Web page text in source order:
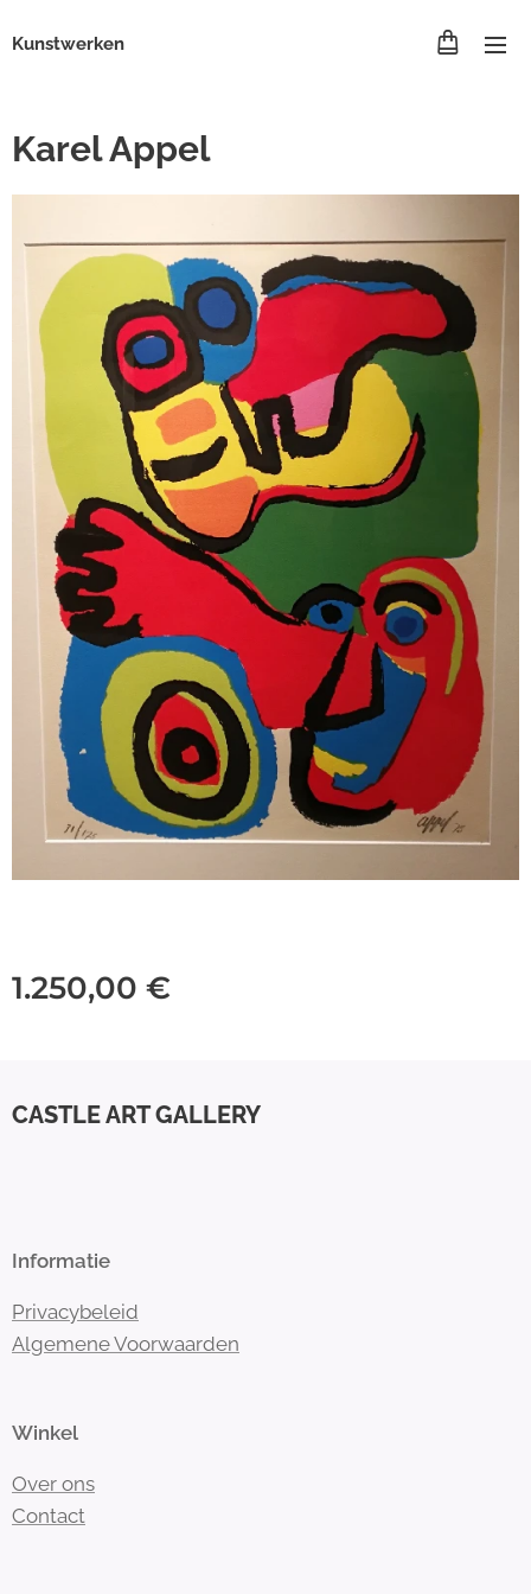
Kunstwerken
Karel Appel
1.250,00 €
CASTLE ART GALLERY
Informatie
Privacybeleid
Algemene Voorwaarden
Winkel
Over ons
Contact